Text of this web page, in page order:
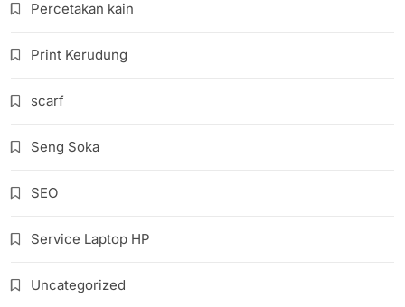
Percetakan kain
Print Kerudung
scarf
Seng Soka
SEO
Service Laptop HP
Uncategorized